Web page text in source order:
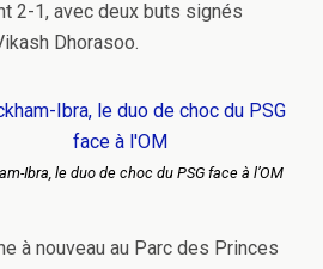
2-1, avec deux buts signés
Dhorasoo.
Ibra, le duo de choc du PSG face à l’OM
à nouveau au Parc des Princes